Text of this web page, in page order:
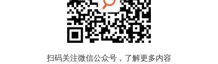
扫码关注微信公众号，了解更多内容